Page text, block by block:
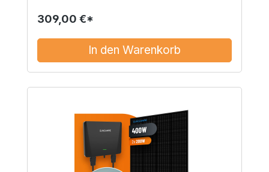
309,00 €*
In den Warenkorb